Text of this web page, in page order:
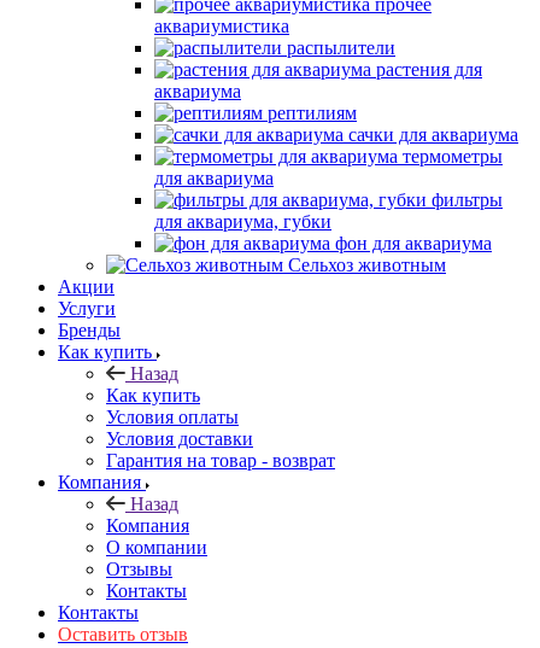
прочее
аквариумистика
распылители
растения для
аквариума
рептилиям
сачки для аквариума
термометры
для аквариума
фильтры
для аквариума, губки
фон для аквариума
Сельхоз животным
Акции
Услуги
Бренды
Как купить
Назад
Как купить
Условия оплаты
Условия доставки
Гарантия на товар - возврат
Компания
Назад
Компания
О компании
Отзывы
Контакты
Контакты
Оставить отзыв